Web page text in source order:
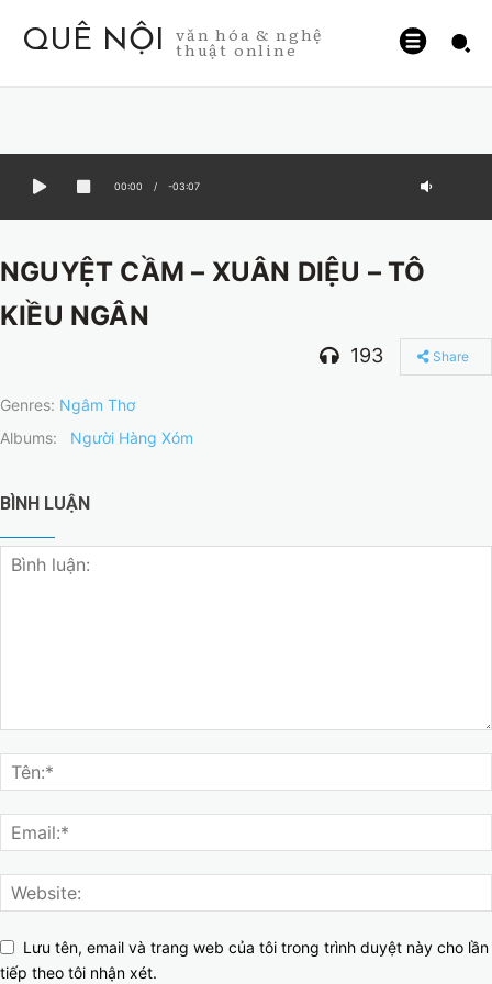
QUÊ NỘI văn hóa & nghệ
thuật online
00:00 / -03:07
NGUYỆT CẦM – XUÂN DIỆU – TÔ
KIỀU NGÂN
193 Share
Genres: Ngâm Thơ
Albums: Người Hàng Xóm
BÌNH LUẬN
Lưu tên, email và trang web của tôi trong trình duyệt này cho lần
tiếp theo tôi nhận xét.